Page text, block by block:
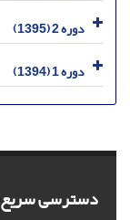
دوره 2 (1395)
دوره 1 (1394)
دسترسی سریع